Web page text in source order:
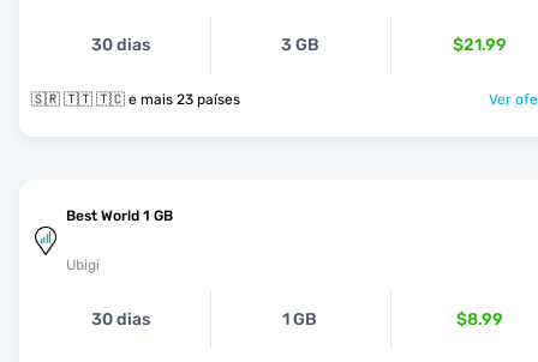
30 dias 3 GB $21.99
🇸🇷 🇹🇹 🇹🇨 e mais 23 países Ver
Best World 1 GB
Ubigi
30 dias 1 GB $8.99